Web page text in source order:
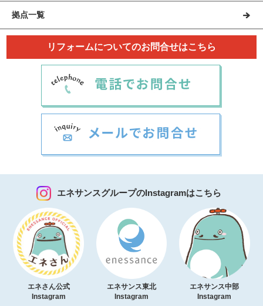
拠点一覧
リフォームについてのお問合せはこちら
エネサンスグループのInstagramはこちら
エネさん公式
Instagram
エネサンス東北
Instagram
エネサンス中部
Instagram